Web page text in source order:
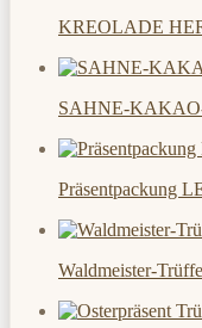
KREOLADE
SAHNE-
Präsentpackung
Waldmeister-